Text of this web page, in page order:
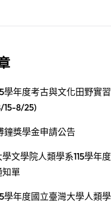
學年度考古與文化田野實
15-8/25)
鐘獎學金申請公告
文學院人類學系115學年
知單
學年度國立臺灣大學人類